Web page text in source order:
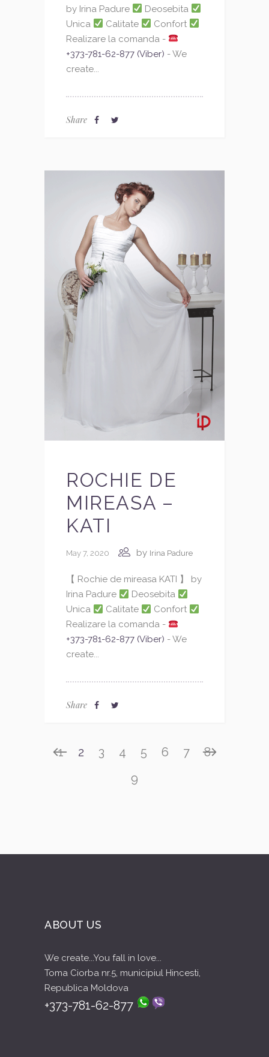
by Irina Padure
Deosebita
Unica
Calitate
Confort
Realizare la comanda -
+373-781-62-877 (Viber) - We
create...
Share
ROCHIE DE
MIREASA –
KATI
May 7, 2020 by Irina Padure
【 Rochie de mireasa KATI 】 by
Irina Padure
Deosebita
Unica
Calitate
Confort
Realizare la comanda -
+373-781-62-877 (Viber) - We
create...
Share
1 2 3 4 5 6 7
8
9
ABOUT US
We create...You fall in love...
Toma Ciorba nr.5, municipiul Hincesti,
Republica Moldova
+373-781-62-877